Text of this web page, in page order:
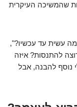
שהמשיכה העיקרית
עשית עד עכשיו?",
להתנסות? איזה
נוסף להבנה, אבל